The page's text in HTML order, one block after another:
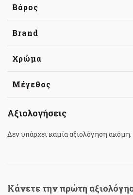
Βάρος
Brand
Χρώμα
Μέγεθος
Αξιολογήσεις
Δεν υπάρχει καμία αξιολόγηση ακόμη.
Κάνετε την πρώτη